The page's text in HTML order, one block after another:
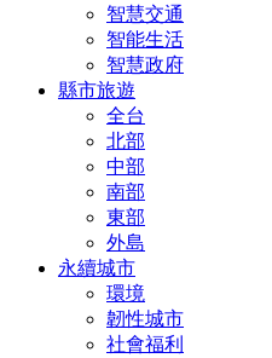
智慧交通
智能生活
智慧政府
縣市旅遊
全台
北部
中部
南部
東部
外島
永續城市
環境
韌性城市
社會福利